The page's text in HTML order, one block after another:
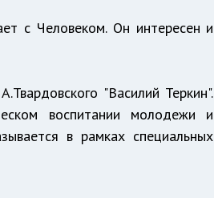
с Человеком. Он интересен и
"Василий Теркин".
воспитании молодежи и
в рамках специальных